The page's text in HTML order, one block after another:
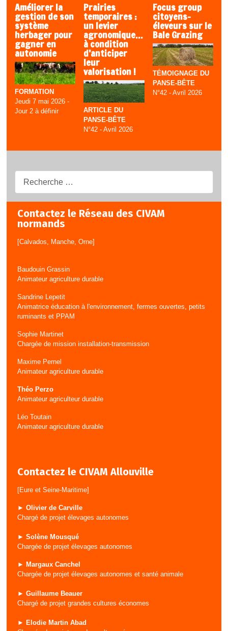
Contactez le Réseau des CIVAM
normands
[Calvados, Manche, Orne]
Baudouin Grassin
Animateur agriculture durable
Sandrine Lepetit
Animatrice éducation à l'environnement, fermes ouvertes, petits
ruminants et PPAM
Sophie Martinet
Chargée de mission installation-transmission
Maxime Pernel
Animateur agriculture durable
Théo Perzo
Animateur agriculteur durable
Léo Toutain
Animateur agriculture durable
Contactez le CIVAM Allouville
[Eure et Seine-Maritime]
► Olivier de Carville
Chargé de projet élevages autonomes
► Solène Mousqué
Chargée de projet élevages autonomes
► Margaux Canchel
Chargée de projet élevages autonomes et santé animale
► Guillaume Beauer
Chargé de projet grandes cultures économes
► Elodie Martin Abad
Améliorer la
gestion de son
système
herbager pour
gagner en
autonomie
FORMATION
Jeudi 7 mai 2026 -
Jour 2 à définir
Prairies
temporaires :
un levier
agronomique…
à condition
d’anticiper
leur
valorisation !
ARTICLE DU
PANSE-BÊTE
N°42 - Avril 2026
Focus group
citoyens-
éleveurs sur le
Bale Grazing
TÉMOIGNAGE DU
PANSE-BÊTE
N°42 - Avril 2026